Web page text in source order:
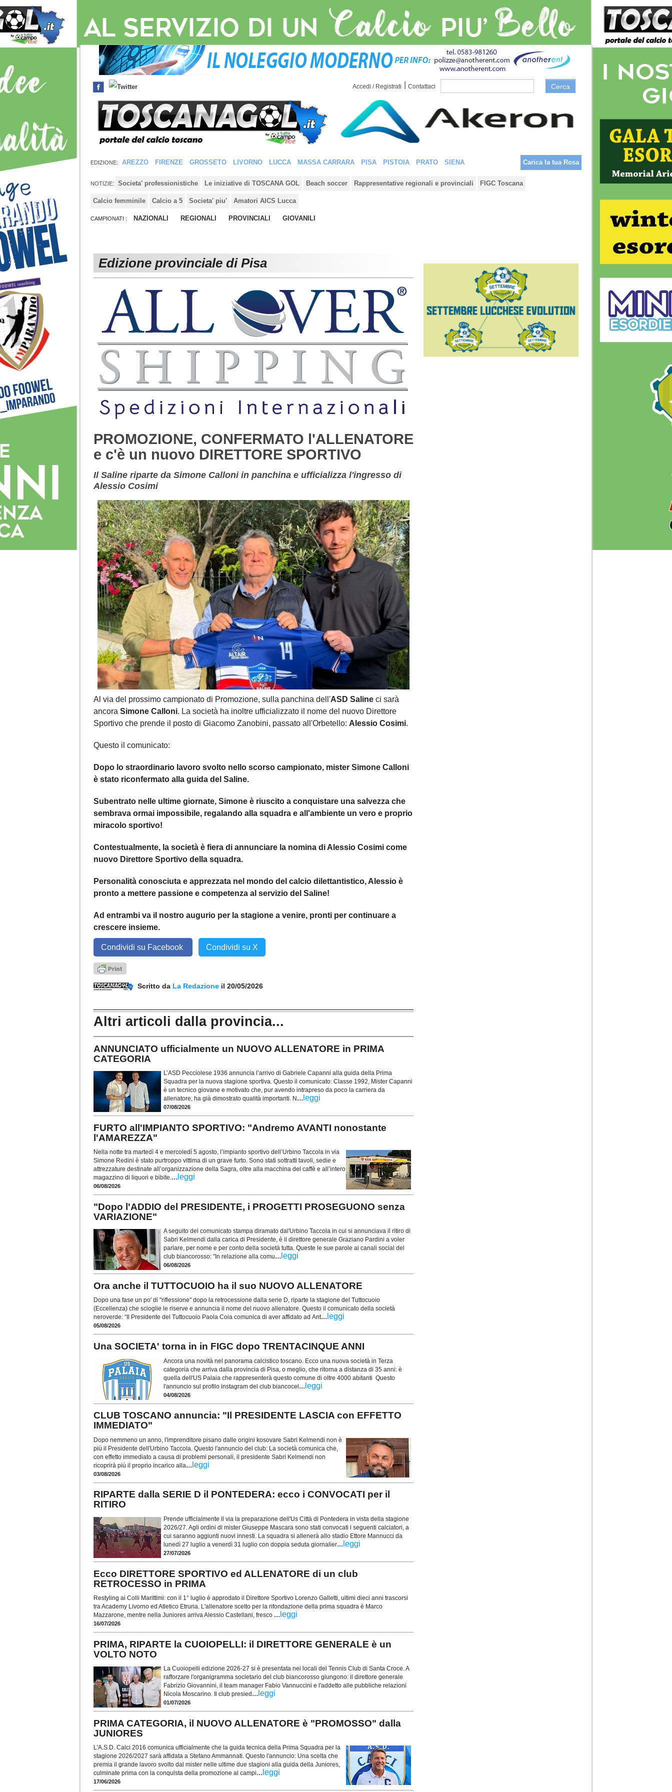
Accedi / Registrati Contattaci Cerca
EDIZIONE: AREZZO FIRENZE GROSSETO LIVORNO LUCCA MASSA CARRARA PISA PISTOIA PRATO SIENA Carica la tua Rosa
NOTIZIE: Societa' professionistiche Le iniziative di TOSCANA GOL Beach soccer Rappresentative regionali e provinciali FIGC Toscana
Calcio femminile Calcio a 5 Societa' piu' Amatori AICS Lucca
CAMPIONATI : NAZIONALI REGIONALI PROVINCIALI GIOVANILI
Edizione provinciale di Pisa
PROMOZIONE, CONFERMATO l'ALLENATORE
e c'è un nuovo DIRETTORE SPORTIVO
Il Saline riparte da Simone Calloni in panchina e ufficializza l'ingresso di
Alessio Cosimi
Al via del prossimo campionato di Promozione, sulla panchina dell'ASD Saline ci sarà
ancora Simone Calloni. La società ha inoltre ufficializzato il nome del nuovo Direttore
Sportivo che prende il posto di Giacomo Zanobini, passato all'Orbetello: Alessio Cosimi.
Questo il comunicato:
Dopo lo straordinario lavoro svolto nello scorso campionato, mister Simone Calloni
è stato riconfermato alla guida del Saline.
Subentrato nelle ultime giornate, Simone è riuscito a conquistare una salvezza che
sembrava ormai impossibile, regalando alla squadra e all'ambiente un vero e proprio
miracolo sportivo!
Contestualmente, la società è fiera di annunciare la nomina di Alessio Cosimi come
nuovo Direttore Sportivo della squadra.
Personalità conosciuta e apprezzata nel mondo del calcio dilettantistico, Alessio è
pronto a mettere passione e competenza al servizio del Saline!
Ad entrambi va il nostro augurio per la stagione a venire, pronti per continuare a
crescere insieme.
Condividi su Facebook Condividi su X
Scritto da La Redazione il 20/05/2026
Altri articoli dalla provincia...
ANNUNCIATO ufficialmente un NUOVO ALLENATORE in PRIMA
CATEGORIA
L’ASD Pecciolese 1936 annuncia l’arrivo di Gabriele Capanni alla guida della Prima
Squadra per la nuova stagione sportiva. Questo il comunicato: Classe 1992, Mister Capanni
è un tecnico giovane e motivato che, pur avendo intrapreso da poco la carriera da
allenatore, ha già dimostrato qualità importanti. N ... leggi
07/08/2026
FURTO all'IMPIANTO SPORTIVO: "Andremo AVANTI nonostante
l'AMAREZZA"
Nella notte tra martedì 4 e mercoledì 5 agosto, l’impianto sportivo dell’Urbino Taccola in via
Simone Redini è stato purtroppo vittima di un grave furto. Sono stati sottratti tavoli, sedie e
attrezzature destinate all’organizzazione della Sagra, oltre alla macchina del caffè e all’intero
magazzino di liquori e bibite.... leggi
06/08/2026
"Dopo l'ADDIO del PRESIDENTE, i PROGETTI PROSEGUONO senza
VARIAZIONE"
A seguito del comunicato stampa diramato dal'Urbino Taccola in cui si annunciava il ritiro di
Sabri Kelmendi dalla carica di Presidente, è il direttore generale Graziano Pardini a voler
parlare, per nome e per conto della società tutta. Queste le sue parole ai canali social del
club biancorosso: "In relazione alla comu... leggi
06/08/2026
Ora anche il TUTTOCUOIO ha il suo NUOVO ALLENATORE
Dopo una fase un po' di "riflessione" dopo la retrocessione dalla serie D, riparte la stagione del Tuttocuoio
(Eccellenza) che scioglie le riserve e annuncia il nome del nuovo allenatore. Questo il comunicato della società
neroverde: “Il Presidente del Tuttocuoio Paola Coia comunica di aver affidato ad Ant... leggi
05/08/2026
Una SOCIETA' torna in in FIGC dopo TRENTACINQUE ANNI
Ancora una novità nel panorama calcistico toscano. Ecco una nuova società in Terza
categoria che arriva dalla provincia di Pisa, o meglio, che ritorna a distanza di 35 anni: è
quella dell'US Palaia che rappresenterà questo comune di oltre 4000 abitanti Questo
l'annuncio sul profilo instagram del club biancocel... leggi
04/08/2026
CLUB TOSCANO annuncia: "Il PRESIDENTE LASCIA con EFFETTO
IMMEDIATO"
Dopo nemmeno un anno, l'imprenditore pisano dalle origini kosovare Sabri Kelmendi non è
più il Presidente dell'Urbino Taccola. Questo l'annuncio del club: La società comunica che,
con effetto immediato a causa di problemi personali, il presidente Sabri Kelmendi non
ricoprirà più il proprio incarico alla... leggi
03/08/2026
RIPARTE dalla SERIE D il PONTEDERA: ecco i CONVOCATI per il
RITIRO
Prende ufficialmente il via la preparazione dell'Us Città di Pontedera in vista della stagione
2026/27. Agli ordini di mister Giuseppe Mascara sono stati convocati i seguenti calciatori, a
cui saranno aggiunti nuovi innesti. La squadra si allenerà allo stadio Ettore Mannucci da
lunedì 27 luglio a venerdì 31 luglio con doppia seduta giornalier... leggi
27/07/2026
Ecco DIRETTORE SPORTIVO ed ALLENATORE di un club
RETROCESSO in PRIMA
Restyling ai Colli Marittimi: con il 1° luglio è approdato il Direttore Sportivo Lorenzo Galletti, ultimi dieci anni trascorsi
tra Academy Livorno ed Atletico Etruria. L'allenatore scelto per la rifondazione della prima squadra è Marco
Mazzarone, mentre nella Juniores arriva Alessio Castellani, fresco ... leggi
16/07/2026
PRIMA, RIPARTE la CUOIOPELLI: il DIRETTORE GENERALE è un
VOLTO NOTO
La Cuoiopelli edizione 2026-27 si è presentata nei locali del Tennis Club di Santa Croce. A
rafforzare l'organigramma societario del club biancorosso giungono: il direttore generale
Fabrizio Giovannini, il team manager Fabio Vannuccini e l'addetto alle pubbliche relazioni
Nicola Moscarino. Il club presied ... leggi
01/07/2026
PRIMA CATEGORIA, il NUOVO ALLENATORE è "PROMOSSO" dalla
JUNIORES
L'A.S.D. Calci 2016 comunica ufficialmente che la guida tecnica della Prima Squadra per la
stagione 2026/2027 sarà affidata a Stefano Ammannati. Questo l'annuncio: Una scelta che
premia il grande lavoro svolto dal mister nelle ultime due stagioni alla guida della Juniores,
culminate prima con la conquista della promozione al campi... leggi
17/06/2026